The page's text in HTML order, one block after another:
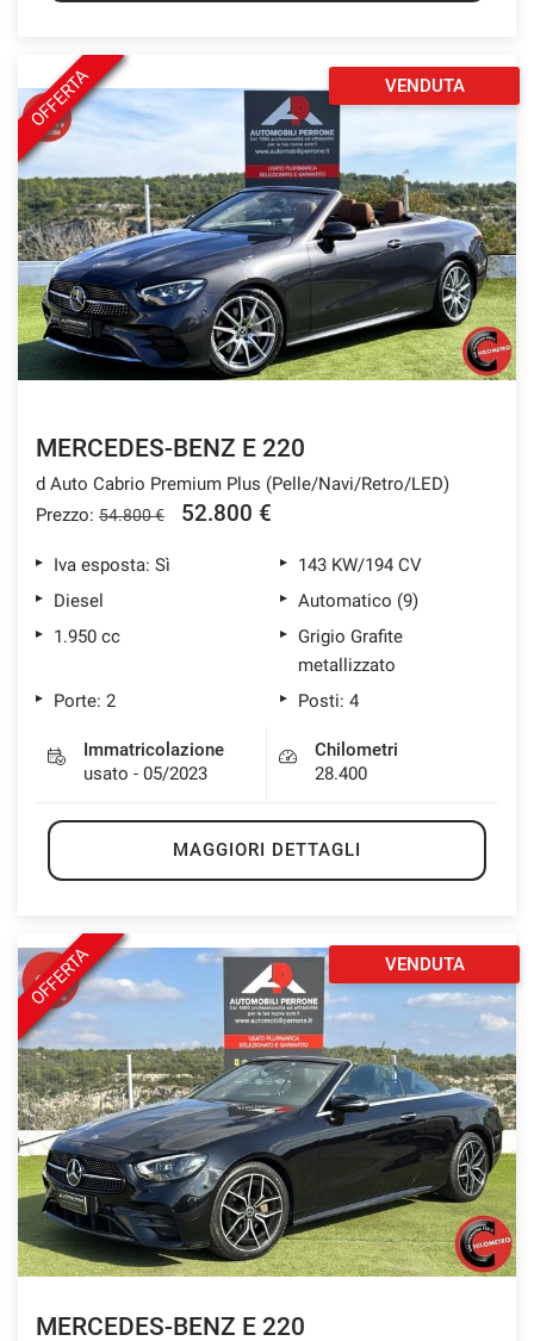
OFFERTA VENDUTA
MERCEDES-BENZ E 220
d Auto Cabrio Premium Plus (Pelle/Navi/Retro/LED)
Prezzo: 54.800 € 52.800 €
Iva esposta: Sì
143 KW/194 CV
Diesel
Automatico (9)
1.950 cc
Grigio Grafite
metallizzato
Porte: 2
Posti: 4
Immatricolazione
usato - 05/2023
Chilometri
28.400
MAGGIORI DETTAGLI
OFFERTA VENDUTA
MERCEDES-BENZ E 220